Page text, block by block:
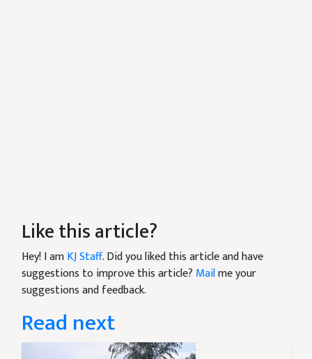
Like this article?
Hey! I amKJ Staff. Did you liked this article and have
suggestions to improve this article? Mailme your
suggestions and feedback.
Read next